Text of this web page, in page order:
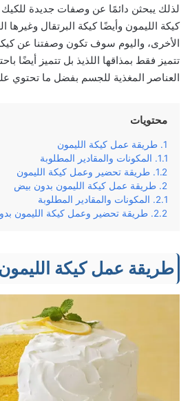
لذلك يبحثن دائمًا عن وصفات جديدة
كيكة الليمون وأيضًا كيكة البرتقال
الأخرى، واليوم سوف تكون وصفتنا عن كيكة
تتميز فقط بمذاقها اللذيذ بل تتميز أيضًا
العناصر المغذية للجسم بفضل ما تحتوي
محتويات
طريقة عمل كيكة الليمون
المكونات والمقادير المطلوبة
طريقة تحضير وعمل كيكة الليمون
طريقة عمل كيكة الليمون بدون بيض
المكونات والمقادير المطلوبة
طريقة تحضير وعمل كيكة الليمون
طريقة عمل كيكة